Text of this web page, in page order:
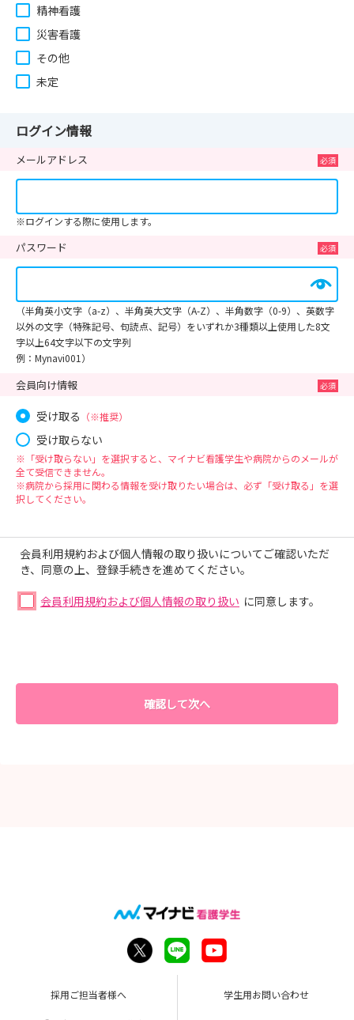
精神看護
災害看護
その他
未定
ログイン情報
メールアドレス
※ログインする際に使用します。
パスワード
（半角英小文字（a-z）、半角英大文字（A-Z）、半角数字（0-9）、英数字
以外の文字（特殊記号、句読点、記号）をいずれか3種類以上使用した8文
字以上64文字以下の文字列
例：Mynavi001）
会員向け情報
受け取る （※推奨）
受け取らない
※「受け取らない」を選択すると、マイナビ看護学生や病院からのメールが
全て受信できません。
※病院から採用に関わる情報を受け取りたい場合は、必ず「受け取る」を選
択してください。
会員利用規約および個人情報の取り扱いについてご確認いただ
き、同意の上、登録手続きを進めてください。
会員利用規約および個人情報の取り扱い に同意します。
確認して次へ
採用ご担当者様へ 学生用お問い合わせ